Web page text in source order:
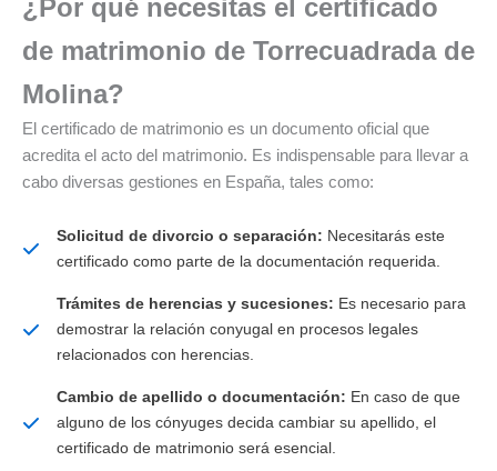
¿Por qué necesitas el certificado
de matrimonio de Torrecuadrada de
Molina?
El certificado de matrimonio es un documento oficial que
acredita el acto del matrimonio. Es indispensable para llevar a
cabo diversas gestiones en España, tales como:
Solicitud de divorcio o separación: Necesitarás este
certificado como parte de la documentación requerida.
Trámites de herencias y sucesiones: Es necesario para
demostrar la relación conyugal en procesos legales
relacionados con herencias.
Cambio de apellido o documentación: En caso de que
alguno de los cónyuges decida cambiar su apellido, el
certificado de matrimonio será esencial.